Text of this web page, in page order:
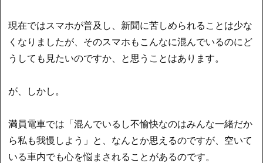
現在ではスマホが普及し、新聞に苦しめられることは少な
くなりましたが、そのスマホもこんなに混んでいるのにど
うしても見たいのですか、と思うことはあります。
が、しかし。
満員電車では「混んでいるし不愉快なのはみんな一緒だか
ら私も我慢しよう」と、なんとか思えるのですが、空いて
いる車内でも心を悩まされることがあるのです。